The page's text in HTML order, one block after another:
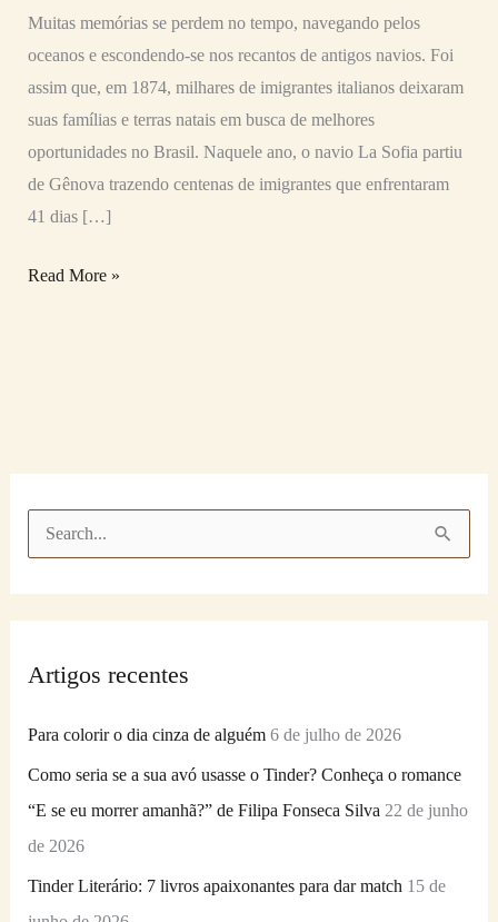
Muitas memórias se perdem no tempo, navegando pelos
oceanos e escondendo-se nos recantos de antigos navios. Foi
assim que, em 1874, milhares de imigrantes italianos deixaram
suas famílias e terras natais em busca de melhores
oportunidades no Brasil. Naquele ano, o navio La Sofia partiu
de Gênova trazendo centenas de imigrantes que enfrentaram
41 dias […]
origens
Read More »
u
o
Artigos recentes
Para colorir o dia cinza de alguém 6 de julho de 2026
Como seria se a sua avó usasse o Tinder? Conheça o romance
“E se eu morrer amanhã?” de Filipa Fonseca Silva 22 de junho
de 2026
Tinder Literário: 7 livros apaixonantes para dar match 15 de